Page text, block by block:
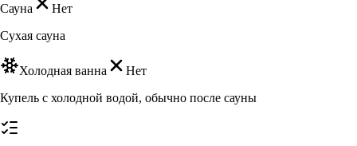
Сауна
Нет
Сухая сауна
Холодная ванна
Нет
Купель с холодной водой, обычно после сауны